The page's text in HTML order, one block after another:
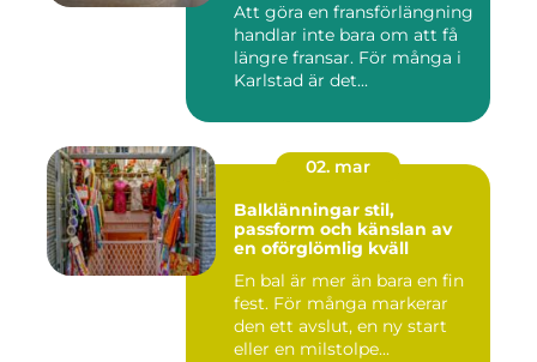
Att göra en fransförlängning
handlar inte bara om att få
längre fransar. För många i
Karlstad är det...
02. mar
Balklänningar stil,
passform och känslan av
en oförglömlig kväll
En bal är mer än bara en fin
fest. För många markerar
den ett avslut, en ny start
eller en milstolpe...